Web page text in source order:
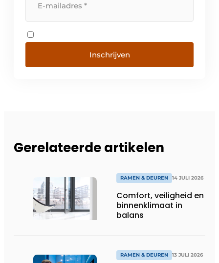
Inschrijven
Gerelateerde artikelen
RAMEN & DEUREN 14 JULI 2026
Comfort, veiligheid en
binnenklimaat in
balans
RAMEN & DEUREN 13 JULI 2026